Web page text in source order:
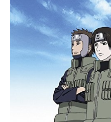
レビ
山みな
蘭：岡
笠博士
彦：大
哀：
う遠山
井菜桜
純：日
工藤
雅羅